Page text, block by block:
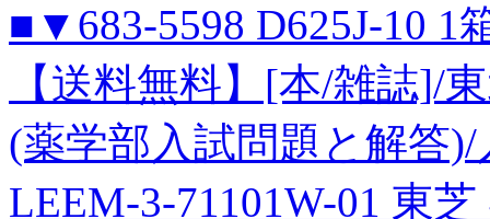
■▼683-5598 D625J-10 1
【送料無料】[本/雑誌]/
(薬学部入試問題と解答
LEEM-3-71101W-01 東